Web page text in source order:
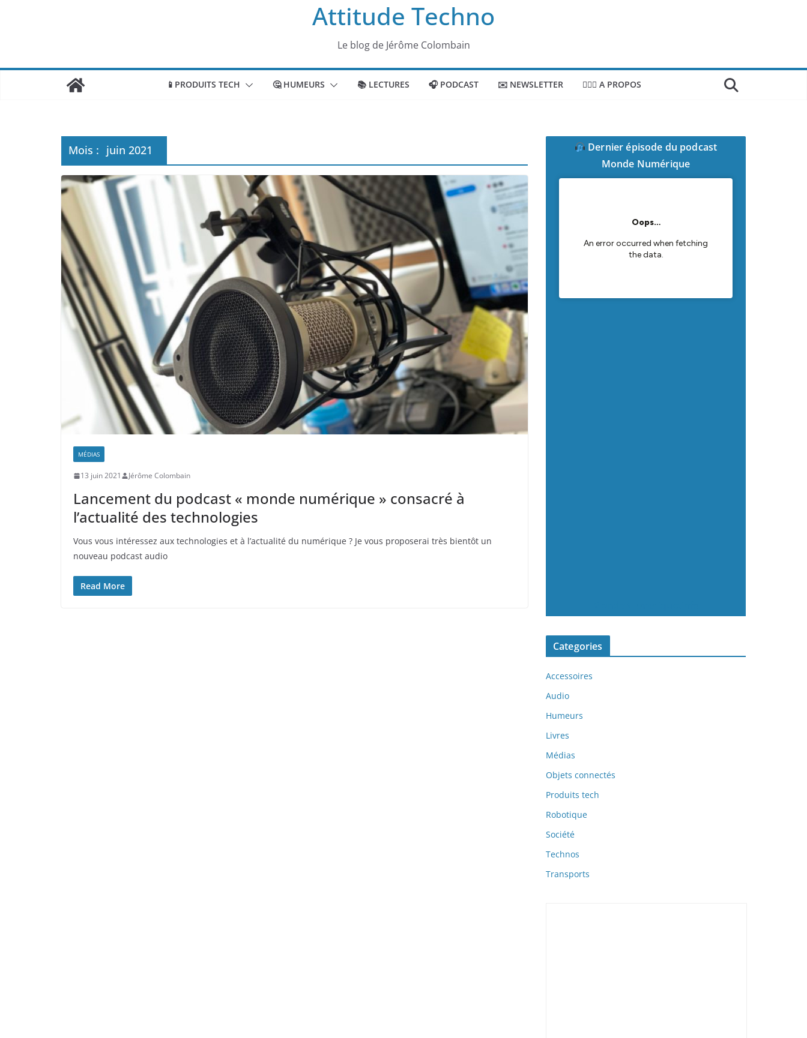
Attitude Techno
Le blog de Jérôme Colombain
📱PRODUITS TECH 🤔 HUMEURS 📚 LECTURES 🎧 PODCAST ✉️ NEWSLETTER 🙎🏻‍♂️ A PROPOS
Mois : juin 2021
MÉDIAS
13 juin 2021 Jérôme Colombain
Lancement du podcast « monde numérique » consacré à
l’actualité des technologies
Vous vous intéressez aux technologies et à l’actualité du numérique ? Je vous proposerai très bientôt un
nouveau podcast audio
Read More
Dernier épisode du podcast
Monde Numérique
Categories
Accessoires
Audio
Humeurs
Livres
Médias
Objets connectés
Produits tech
Robotique
Société
Technos
Transports